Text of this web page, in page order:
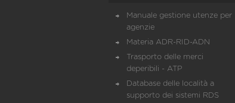
Manuale gestione utenze per
agenzie
Materia ADR-RID-ADN
Trasporto delle merci
deperibili - ATP
Database delle località a
supporto dei sistemi RDS